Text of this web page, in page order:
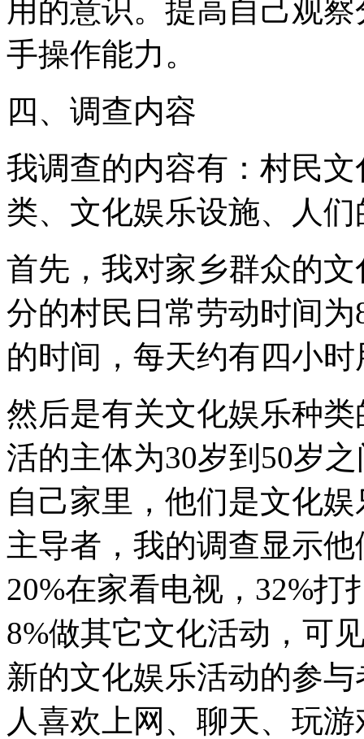
用的意识。提高自己观
手操作能力。
四、调查内容
我调查的内容有：村民
类、文化娱乐设施、人
首先，我对家乡群众的
分的村民日常劳动时间
的时间，每天约有四小
然后是有关文化娱乐种
活的主体为30岁到50岁
自己家里，他们是文化
主导者，我的调查显示
20%在家看电视，32%打
8%做其它文化活动，可
新的文化娱乐活动的参
人喜欢上网、聊天、玩